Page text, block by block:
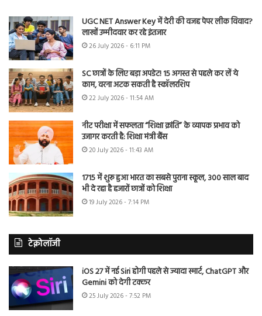
UGC NET Answer Key में देरी की वजह पेपर लीक विवाद?
लाखों उम्मीदवार कर रहे इंतजार
26 July 2026 - 6:11 PM
SC छात्रों के लिए बड़ा अपडेट! 15 अगस्त से पहले कर लें ये
काम, वरना अटक सकती है स्कॉलरशिप
22 July 2026 - 11:54 AM
नीट परीक्षा में सफलता “शिक्षा क्रांति” के व्यापक प्रभाव को
उजागर करती है: शिक्षा मंत्री बैंस
20 July 2026 - 11:43 AM
1715 में शुरू हुआ भारत का सबसे पुराना स्कूल, 300 साल बाद
भी दे रहा है हजारों छात्रों को शिक्षा
19 July 2026 - 7:14 PM
टेक्नोलॉजी
iOS 27 में नई Siri होगी पहले से ज्यादा स्मार्ट, ChatGPT और
Gemini को देगी टक्कर
25 July 2026 - 7:52 PM